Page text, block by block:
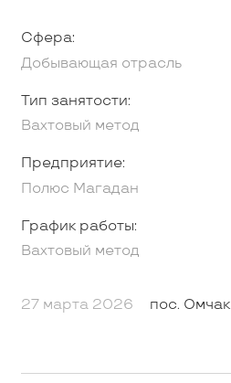
Сфера:
Добывающая отрасль
Тип занятости:
Вахтовый метод
Предприятие:
Полюс Магадан
График работы:
Вахтовый метод
27 марта 2026 пос. Омчак